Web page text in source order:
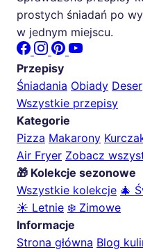
prostych śniadań po
w jednym miejscu.
Przepisy
Śniadania Obiady
Wszystkie przepisy
Kategorie
Pizza Makarony
Air Fryer Zobacz
🎁 Kolekcje sezonowe
Wszystkie kolekcje 🎄
☀️ Letnie ❄️ Zimowe
Informacje
Strona główna Blog